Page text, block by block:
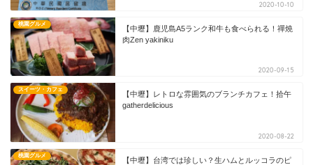
2020-10-10
桃園グルメ
【中壢】鹿児島A5ランク和牛も食べられる！禪燒
肉Zen yakiniku
2020-09-15
スイーツ・カフェ
【中壢】レトロな雰囲気のブランチカフェ！拾午
gatherdelicious
2020-08-22
桃園グルメ
【中壢】台湾では珍しい？生ハムとルッコラのピ